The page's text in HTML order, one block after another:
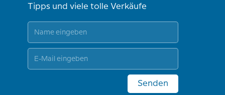
Tipps und viele tolle Verkäufe
Senden